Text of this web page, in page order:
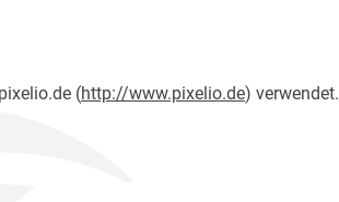
(http://www.pixelio.de) verwendet.